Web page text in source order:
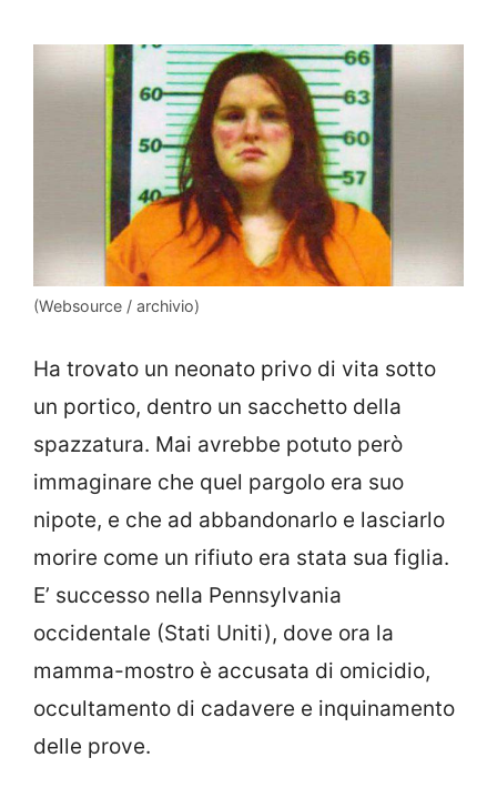
(Websource / archivio)
Ha trovato un neonato privo di vita sotto
un portico, dentro un sacchetto della
spazzatura. Mai avrebbe potuto però
immaginare che quel pargolo era suo
nipote, e che ad abbandonarlo e lasciarlo
morire come un rifiuto era stata sua figlia.
E’ successo nella Pennsylvania
occidentale (Stati Uniti), dove ora la
mamma-mostro è accusata di omicidio,
occultamento di cadavere e inquinamento
delle prove.